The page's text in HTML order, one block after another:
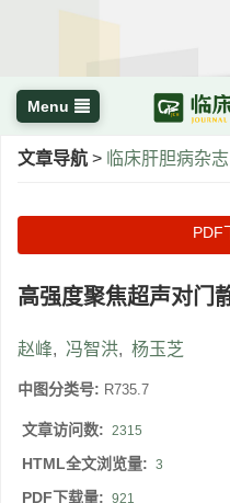
Menu
文章导航 > 临床肝胆病杂志
PDF
高强度聚焦超声对门
赵峰, 冯智洪, 杨玉芝
中图分类号: R735.7
文章访问数: 2315
HTML全文浏览量: 3
PDF下载量: 921